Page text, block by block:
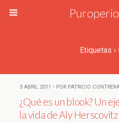
Etiquetas ›
3 ABRIL 2011 • POR PATRICIO
¿Qué es un blook? Un
la vida de Aly Herscovitz